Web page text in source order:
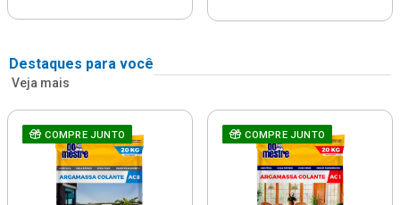
Destaques para você
Veja mais
COMPRE JUNTO COMPRE JUNTO